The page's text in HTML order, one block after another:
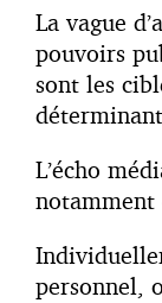
La vague
pouvoirs
sont les
L’écho
notamment
personnel,